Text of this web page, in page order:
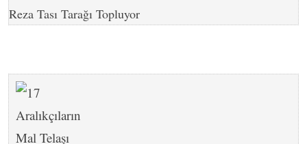
Reza Tası Tarağı Topluyor